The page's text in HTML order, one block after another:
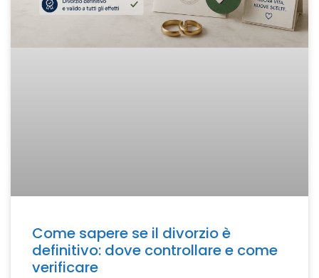
Come sapere se il divorzio è
definitivo: dove controllare e come
verificare